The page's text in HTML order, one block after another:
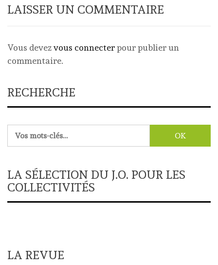
LAISSER UN COMMENTAIRE
Vous devezvous connecterpour publier un
commentaire.
RECHERCHE
LA SÉLECTION DU J.O. POUR LES
COLLECTIVITÉS
LA REVUE